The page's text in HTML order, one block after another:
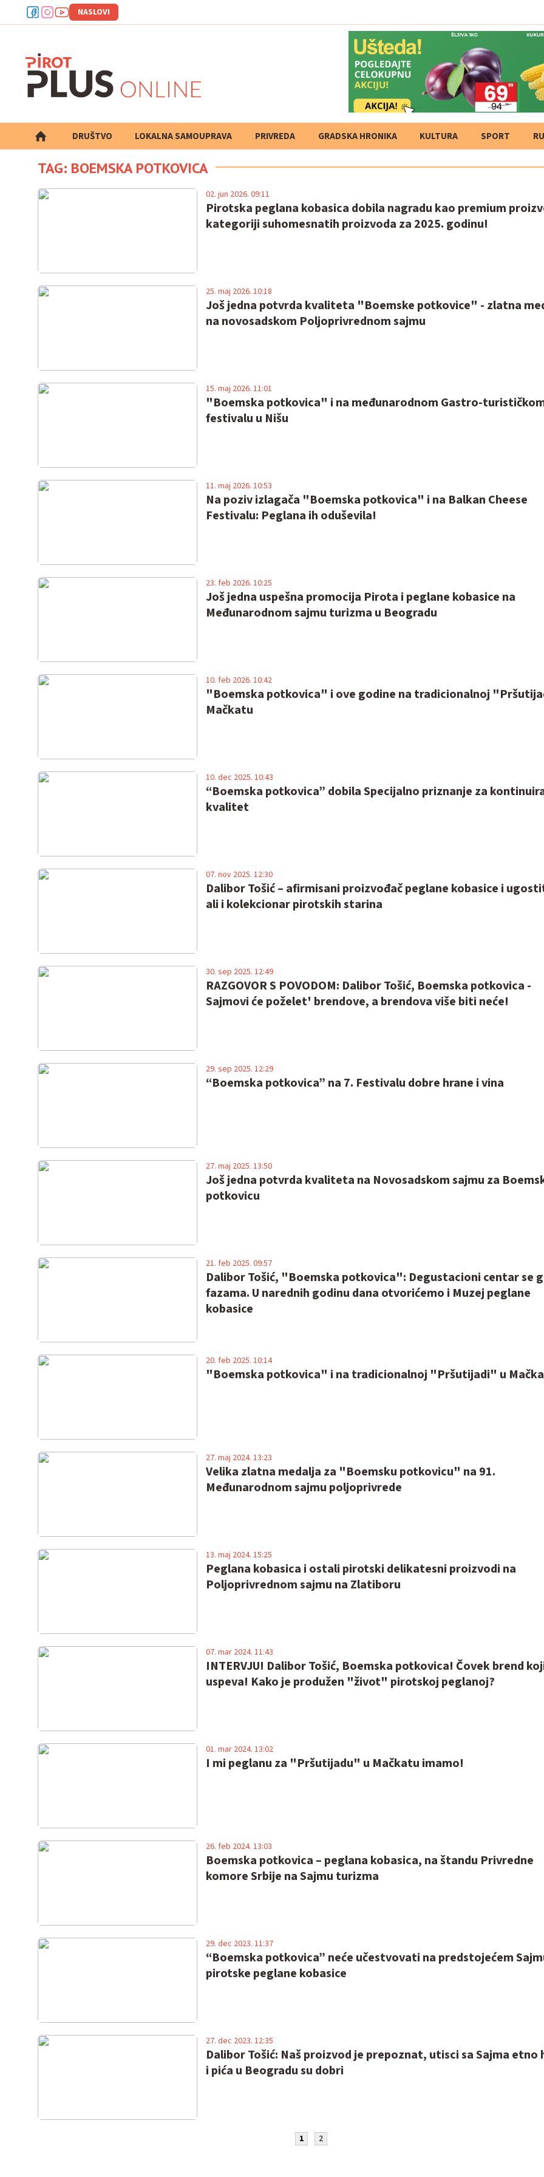
NASLOVI
DRUŠTVO LOKALNA SAMOUPRAVA PRIVREDA GRADSKA HRONIKA KULTURA SPORT
PRETRAGA
TAG: BOEMSKA POTKOVICA
Pirotska peglana kobasica dobila nagradu kao premium
kategoriji suhomesnatih proizvoda za 2025. godinu!
02. jun 2026. 09:11
Još jedna potvrda kvaliteta "Boemske potkovice" - zlatna
na novosadskom Poljoprivrednom sajmu
25. maj 2026. 10:18
"Boemska potkovica" i na međunarodnom Gastro-
festivalu u Nišu
15. maj 2026. 11:01
Na poziv izlagača "Boemska potkovica" i na Balkan Cheese
Festivalu: Peglana ih oduševila!
11. maj 2026. 10:53
Još jedna uspešna promocija Pirota i peglane kobasice na
Međunarodnom sajmu turizma u Beogradu
23. feb 2026. 10:25
"Boemska potkovica" i ove godine na tradicionalnoj
Mačkatu
10. feb 2026. 10:42
“Boemska potkovica” dobila Specijalno priznanje za
kvalitet
10. dec 2025. 10:43
Dalibor Tošić – afirmisani proizvođač peglane kobasice i
ali i kolekcionar pirotskih starina
07. nov 2025. 12:30
RAZGOVOR S POVODOM: Dalibor Tošić, Boemska potkovica -
Sajmovi će poželet' brendove, a brendova više biti neće!
30. sep 2025. 12:49
“Boemska potkovica” na 7. Festivalu dobre hrane i vina
29. sep 2025. 12:29
Još jedna potvrda kvaliteta na Novosadskom sajmu za
potkovicu
27. maj 2025. 13:50
Dalibor Tošić, "Boemska potkovica": Degustacioni centar se
fazama. U narednih godinu dana otvorićemo i Muzej peglane
kobasice
21. feb 2025. 09:57
"Boemska potkovica" i na tradicionalnoj "Pršutijadi" u
20. feb 2025. 10:14
Velika zlatna medalja za "Boemsku potkovicu" na 91.
Međunarodnom sajmu poljoprivrede
27. maj 2024. 13:23
Peglana kobasica i ostali pirotski delikatesni proizvodi na
Poljoprivrednom sajmu na Zlatiboru
13. maj 2024. 15:25
INTERVJU! Dalibor Tošić, Boemska potkovica! Čovek brend
uspeva! Kako je produžen "život" pirotskoj peglanoj?
07. mar 2024. 11:43
I mi peglanu za "Pršutijadu" u Mačkatu imamo!
01. mar 2024. 13:02
Boemska potkovica – peglana kobasica, na štandu Privredne
komore Srbije na Sajmu turizma
26. feb 2024. 13:03
“Boemska potkovica” neće učestvovati na predstojećem
pirotske peglane kobasice
29. dec 2023. 11:37
Dalibor Tošić: Naš proizvod je prepoznat, utisci sa Sajma etno
i pića u Beogradu su dobri
27. dec 2023. 12:35
1 2